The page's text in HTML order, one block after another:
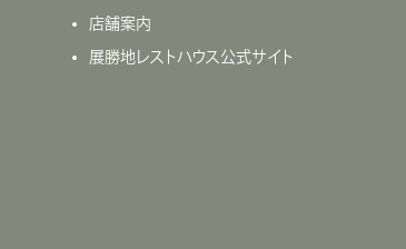
店舗案内
展勝地レストハウス公式サイト